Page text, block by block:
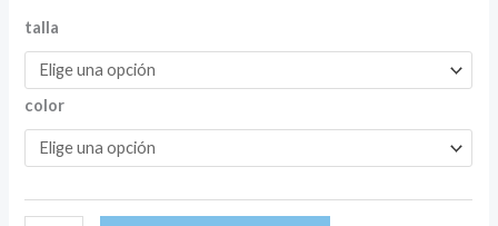
talla
color